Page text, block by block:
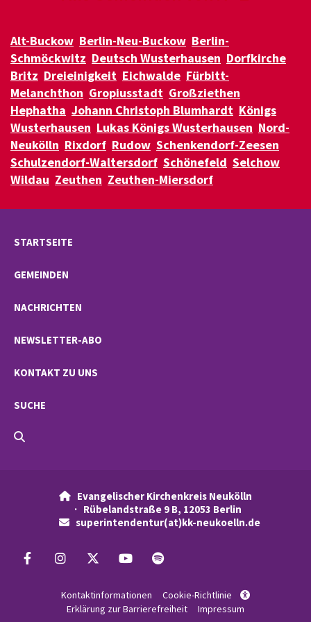
Alt-Buckow Berlin-Neu-Buckow Berlin-
Schmöckwitz Deutsch Wusterhausen Dorfkirche
Britz Dreieinigkeit Eichwalde Fürbitt-
Melanchthon Gropiusstadt Großziethen
Hephatha Johann Christoph Blumhardt Königs
Wusterhausen Lukas Königs Wusterhausen Nord-
Neukölln Rixdorf Rudow Schenkendorf-Zeesen
Schulzendorf-Waltersdorf Schönefeld Selchow
Wildau Zeuthen Zeuthen-Miersdorf
STARTSEITE
GEMEINDEN
NACHRICHTEN
NEWSLETTER-ABO
KONTAKT ZU UNS
SUCHE

Evangelischer Kirchenkreis Neukölln
· Rübelandstraße 9 B, 12053 Berlin
 superintendentur(at)kk-neukoelln.de
Kontaktinformationen Cookie-Richtlinie 
Erklärung zur Barrierefreiheit Impressum